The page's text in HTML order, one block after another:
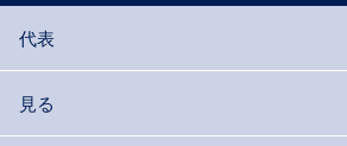
代表
見る